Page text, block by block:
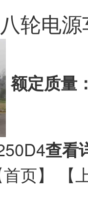
轮电
额定质量
查看
首页】